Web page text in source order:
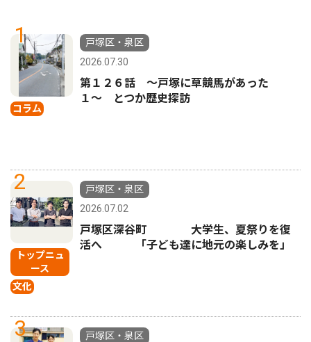
1
コラム
戸塚区・泉区
2026.07.30
第１２６話 〜戸塚に草競馬があった
１〜 とつか歴史探訪
2
トップニュ
ース
文化
戸塚区・泉区
2026.07.02
戸塚区深谷町 大学生、夏祭りを復
活へ 「子ども達に地元の楽しみを」
3
戸塚区・泉区